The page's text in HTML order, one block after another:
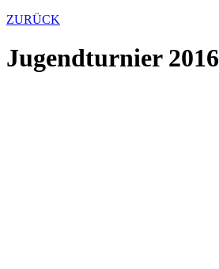
ZURÜCK
Jugendturnier 2016